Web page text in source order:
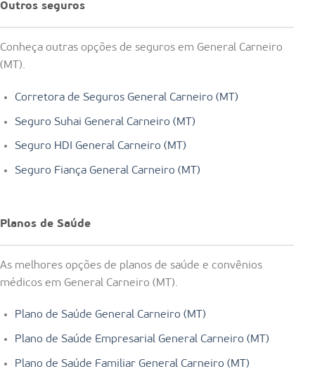
Outros seguros
Conheça outras opções de seguros em General Carneiro
(MT).
Corretora de Seguros General Carneiro (MT)
Seguro Suhai General Carneiro (MT)
Seguro HDI General Carneiro (MT)
Seguro Fiança General Carneiro (MT)
Planos de Saúde
As melhores opções de planos de saúde e convênios
médicos em General Carneiro (MT).
Plano de Saúde General Carneiro (MT)
Plano de Saúde Empresarial General Carneiro (MT)
Plano de Saúde Familiar General Carneiro (MT)